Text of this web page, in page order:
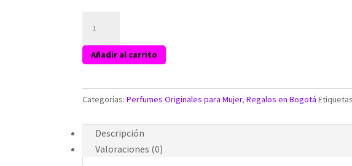
Shakira
regalos
Bogota
cantidad
Añadir al carrito
Categorías:Perfumes Originales para Mujer,Regalos en Bogotá
Descripción
Valoraciones (0)